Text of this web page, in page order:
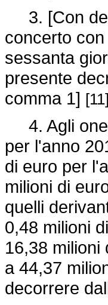
3. [Con
concerto
sessanta
presente
comma 1] [11]
4. Agli
per l'anno
di euro per
milioni di
quelli
0,48 milioni
16,38 milioni
a 44,37
decorrere